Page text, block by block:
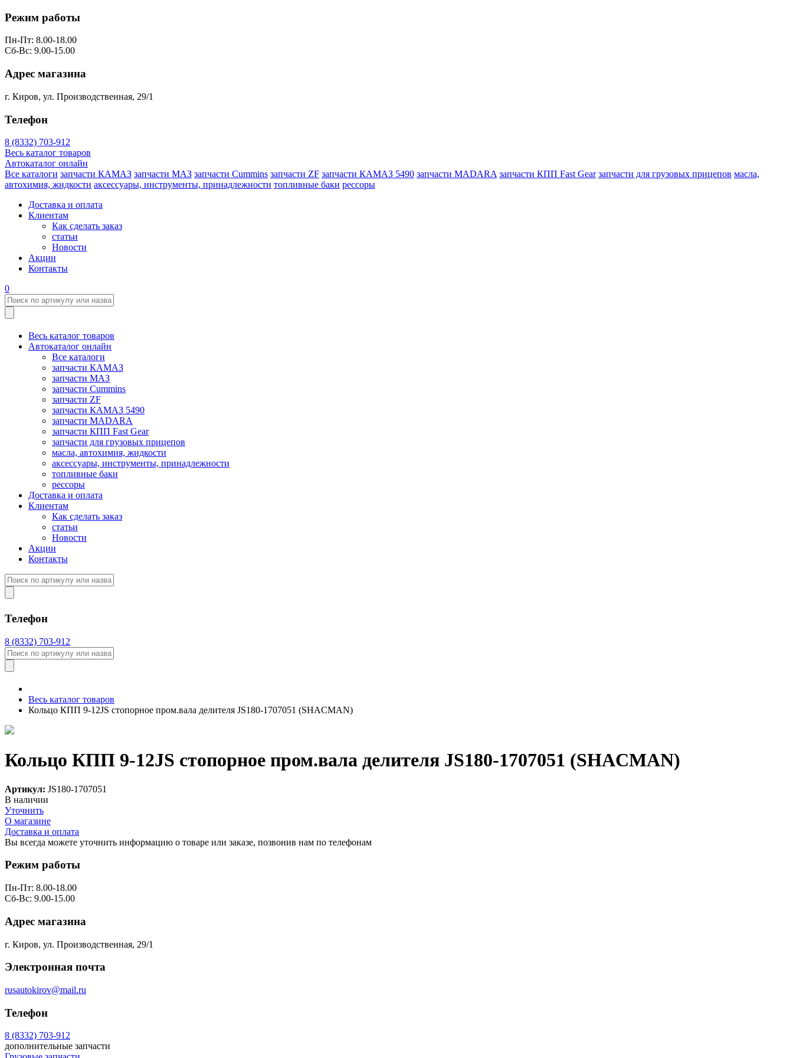
Режим работы
Пн-Пт: 8.00-18.00
Сб-Вс: 9.00-15.00
Адрес магазина
г. Киров, ул. Производственная, 29/1
Телефон
8 (8332) 703-912
Весь каталог товаров
Автокаталог онлайн
Все каталоги запчасти КАМАЗ запчасти МАЗ запчасти Cummins запчасти ZF запчасти КАМАЗ 5490 запчасти MADARA запчасти КПП Fast Gear запчасти для грузовых прицепов масла,
автохимия, жидкости аксессуары, инструменты, принадлежности топливные баки рессоры
Доставка и оплата
Клиентам
Как сделать заказ
статьи
Новости
Акции
Контакты
0
Весь каталог товаров
Автокаталог онлайн
Все каталоги
запчасти КАМАЗ
запчасти МАЗ
запчасти Cummins
запчасти ZF
запчасти КАМАЗ 5490
запчасти MADARA
запчасти КПП Fast Gear
запчасти для грузовых прицепов
масла, автохимия, жидкости
аксессуары, инструменты, принадлежности
топливные баки
рессоры
Доставка и оплата
Клиентам
Как сделать заказ
статьи
Новости
Акции
Контакты
Телефон
8 (8332) 703-912
Весь каталог товаров
Кольцо КПП 9-12JS стопорное пром.вала делителя JS180-1707051 (SHACMAN)
Кольцо КПП 9-12JS стопорное пром.вала делителя JS180-1707051 (SHACMAN)
Артикул: JS180-1707051
В наличии
Уточнить
О магазине
Доставка и оплата
Вы всегда можете уточнить информацию о товаре или заказе, позвонив нам по телефонам
Режим работы
Пн-Пт: 8.00-18.00
Сб-Вс: 9.00-15.00
Адрес магазина
г. Киров, ул. Производственная, 29/1
Электронная почта
rusautokirov@mail.ru
Телефон
8 (8332) 703-912
дополнительные запчасти